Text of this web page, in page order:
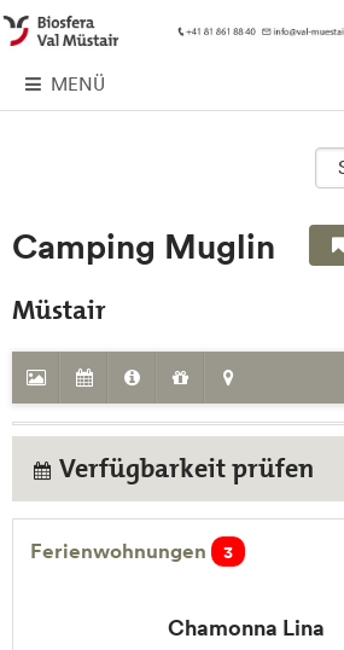
MENÜ
Camping Muglin
Müstair
Verfügbarkeit prüfen
Ferienwohnungen 3
Chamonna Lina